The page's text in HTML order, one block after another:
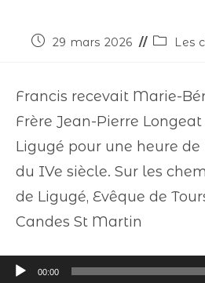
29 mars 2026 Les
Francis recevait Marie-
Frère Jean-Pierre
Ligugé pour une heure
du IVe siècle. Sur les
de Ligugé, Evêque de
Candes St Martin
Lecteur
00:00